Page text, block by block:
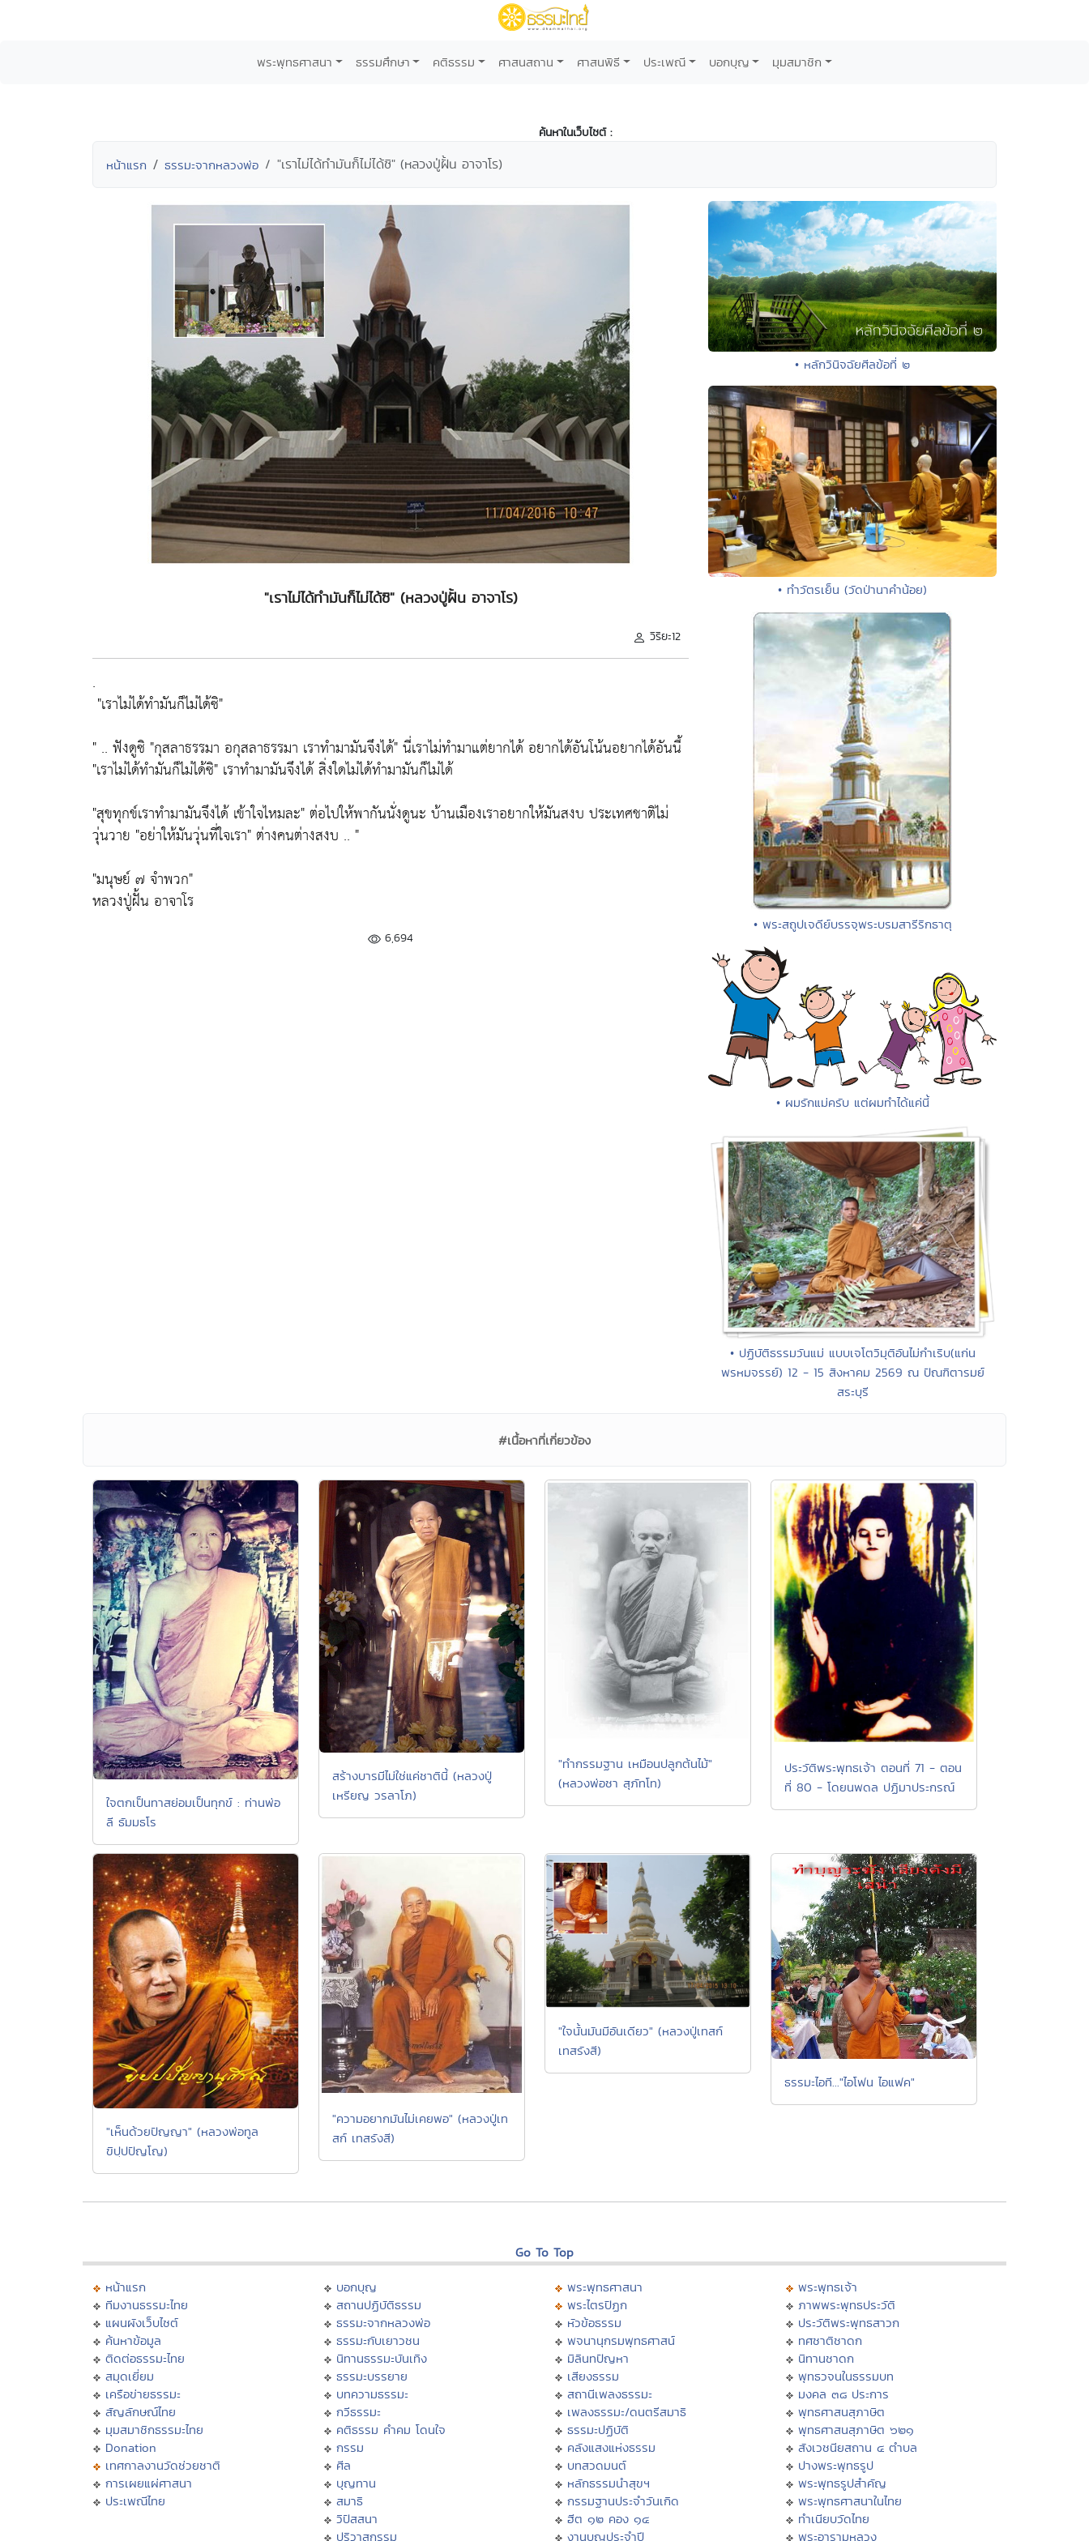
พระพุทธศาสนา ธรรมศึกษา คติธรรม ศาสนสถาน ศาสนพิธี ประเพณี บอกบุญ มุมสมาชิก
ค้นหาในเว็บไซต์ :
หน้าแรก ธรรมะจากหลวงพ่อ "เราไม่ได้ทำมันก็ไม่ได้ซิ" (หลวงปู่ฝั้น อาจาโร)
"เราไม่ได้ทำมันก็ไม่ได้ซิ" (หลวงปู่ฝั้น อาจาโร)
วิริยะ12
.
"เราไม่ได้ทำมันก็ไม่ได้ซิ"
" .. ฟังดูซิ "กุสลาธรรมา อกุสลาธรรมา เราทำมามันจึงได้"นี่เราไม่ทำมาแต่ยากได้ อยากได้อันโน้นอยากได้อันนี้
"เราไม่ได้ทำมันก็ไม่ได้ซิ" เราทำมามันจึงได้ สิ่งใดไม่ได้ทำมามันก็ไม่ได้
"สุขทุกข์เราทำมามันจึงได้ เข้าใจไหมละ"ต่อไปให้พากันนั่งดูนะ บ้านเมืองเราอยากให้มันสงบ ประเทศชาติไม่
วุ่นวาย "อย่าให้มันวุ่นที่ใจเรา"ต่างคนต่างสงบ .. "
"มนุษย์ ๗ จำพวก"
หลวงปู่ฝั้น อาจาโร
6,694
• หลักวินิจฉัยศีลข้อที่ ๒
• ทำวัตรเย็น (วัดป่านาคำน้อย)
• พระสถูปเจดีย์บรรจุพระบรมสารีริกธาตุ
• ผมรักแม่ครับ แต่ผมทำได้แค่นี้
• ปฏิบัติธรรมวันแม่ แบบเจโตวิมุติอันไม่กำเริบ(แก่น
พรหมจรรย์) 12 - 15 สิงหาคม 2569 ณ ปัณฑิตารมย์
สระบุรี
#เนื้อหาที่เกี่ยวข้อง
ใจตกเป็นทาสย่อมเป็นทุกข์ : ท่านพ่อ
ลี ธัมมธโร
สร้างบารมีไม่ใช่แค่ชาตินี้ (หลวงปู่
เหรียญ วรลาโภ)
"ทำกรรมฐาน เหมือนปลูกต้นไม้"
(หลวงพ่อชา สุภัทโท)
ประวัติพระพุทธเจ้า ตอนที่ 71 - ตอน
ที่ 80 - โดยนพดล ปฏิมาประกรณ์
"เห็นด้วยปัญญา" (หลวงพ่อทูล
ขิปฺปปัญโญ)
"ความอยากมันไม่เคยพอ" (หลวงปู่เท
สก์ เทสรังสี)
"ใจนั้นมันมีอันเดียว" (หลวงปู่เทสก์
เทสรังสี)
ธรรมะไอที..."ไอโฟน ไอแฟค"
Go To Top
หน้าแรก
ทีมงานธรรมะไทย
แผนผังเว็บไซต์
ค้นหาข้อมูล
ติดต่อธรรมะไทย
สมุดเยี่ยม
เครือข่ายธรรมะ
สัญลักษณ์ไทย
มุมสมาชิกธรรมะไทย
Donation
เทศกาลงานวัดช่วยชาติ
การเผยแผ่ศาสนา
ประเพณีไทย
บอกบุญ
สถานปฏิบัติธรรม
ธรรมะจากหลวงพ่อ
ธรรมะกับเยาวชน
นิทานธรรมะบันเทิง
ธรรมะบรรยาย
บทความธรรมะ
กวีธรรมะ
คติธรรม คำคม โดนใจ
กรรม
ศีล
บุญทาน
สมาธิ
วิปัสสนา
ปริวาสกรรม
พระพุทธศาสนา
พระไตรปิฏก
หัวข้อธรรม
พจนานุกรมพุทธศาสน์
มิลินทปัญหา
เสียงธรรม
สถานีเพลงธรรมะ
เพลงธรรมะ/ดนตรีสมาธิ
ธรรมะปฏิบัติ
คลังแสงแห่งธรรม
บทสวดมนต์
หลักธรรมนำสุขฯ
กรรมฐานประจำวันเกิด
ฮีต ๑๒ คอง ๑๔
งานบุญประจำปี
พระพุทธเจ้า
ภาพพระพุทธประวัติ
ประวัติพระพุทธสาวก
ทศชาติชาดก
นิทานชาดก
พุทธวจนในธรรมบท
มงคล ๓๘ ประการ
พุทธศาสนสุภาษิต
พุทธศาสนสุภาษิต ๖๒๑
สังเวชนียสถาน ๔ ตำบล
ปางพระพุทธรูป
พระพุทธรูปสำคัญ
พระพุทธศาสนาในไทย
ทำเนียบวัดไทย
พระอารามหลวง